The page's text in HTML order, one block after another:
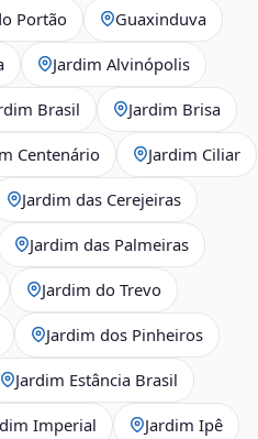
Portão Guaxinduva
Jardim Alvinópolis
Brasil Jardim Brisa
Centenário Jardim Ciliar
Jardim das Cerejeiras
Jardim das Palmeiras
Jardim do Trevo
Jardim dos Pinheiros
Jardim Estância Brasil
Imperial Jardim Ipê